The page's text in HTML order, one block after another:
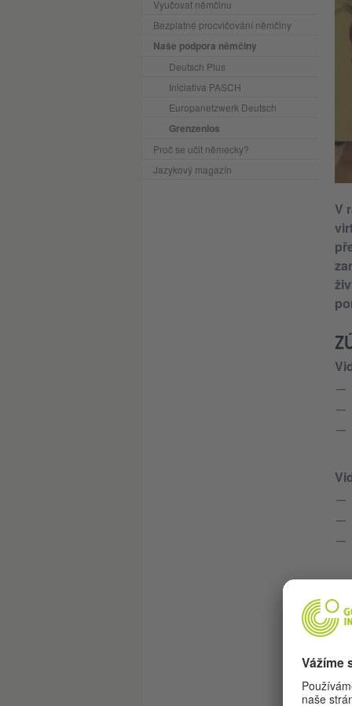
Vyučovat němčinu
Bezplatné procvičování němčiny
Naše podpora němčiny
Deutsch Plus
Iniciativa PASCH
Europanetzwerk Deutsch
Grenzenlos
Proč se učit německy?
Jazykový magazín
V